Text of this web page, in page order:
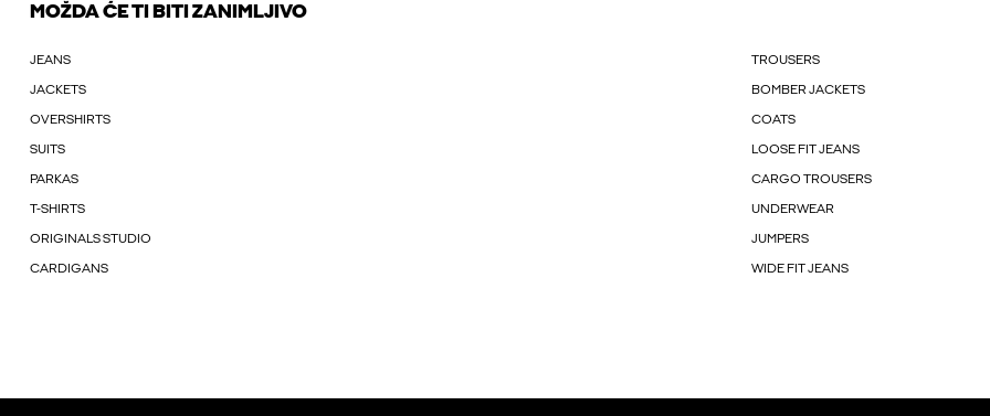
MOŽDA ĆE TI BITI ZANIMLJIVO
JEANS TROUSERS
JACKETS BOMBER JACKETS
OVERSHIRTS COATS
SUITS LOOSE FIT JEANS
PARKAS CARGO TROUSERS
T-SHIRTS UNDERWEAR
ORIGINALS STUDIO JUMPERS
CARDIGANS WIDE FIT JEANS